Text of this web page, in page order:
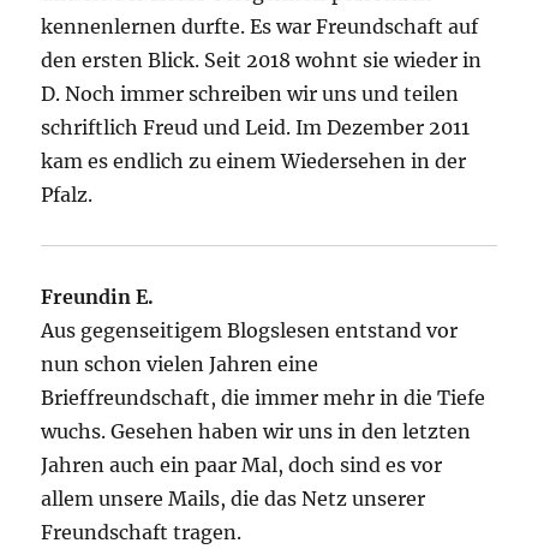
kennenlernen durfte. Es war Freundschaft auf
den ersten Blick. Seit 2018 wohnt sie wieder in
D. Noch immer schreiben wir uns und teilen
schriftlich Freud und Leid. Im Dezember 2011
kam es endlich zu einem Wiedersehen in der
Pfalz.
Freundin E.
Aus gegenseitigem Blogslesen entstand vor
nun schon vielen Jahren eine
Brieffreundschaft, die immer mehr in die Tiefe
wuchs. Gesehen haben wir uns in den letzten
Jahren auch ein paar Mal, doch sind es vor
allem unsere Mails, die das Netz unserer
Freundschaft tragen.